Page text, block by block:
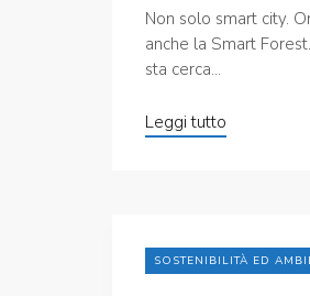
Non solo smart city.
anche la Smart
sta cerca...
Leggi tutto
SOSTENIBILITÀ ED